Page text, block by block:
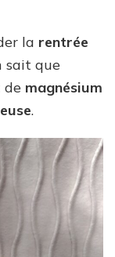
la rentrée
sait que
de magnésium
.